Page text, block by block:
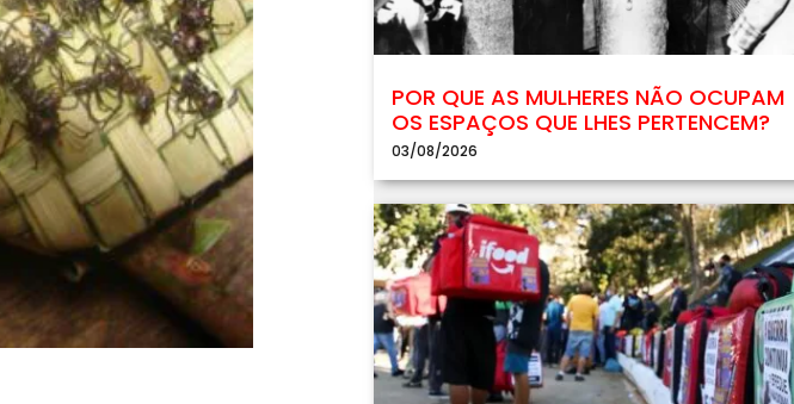
POR QUE AS MULHERES NÃO OCUPAM
OS ESPAÇOS QUE LHES PERTENCEM?
03/08/2026